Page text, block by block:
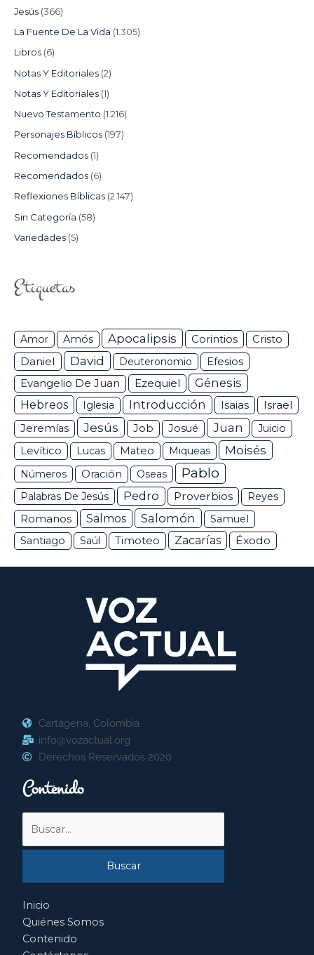
Jesús (366)
La Fuente De La Vida (1.305)
Libros (6)
Notas Y Editoriales (2)
Notas Y Editoriales (1)
Nuevo Testamento (1.216)
Personajes Bíblicos (197)
Recomendados (1)
Recomendados (6)
Reflexiones Bíblicas (2.147)
Sin Categoría (58)
Variedades (5)
Etiquetas
Amor Amós Apocalipsis Corintios Cristo
Daniel David Deuteronomio Efesios
Evangelio De Juan Ezequiel
Génesis
Hebreos
Iglesia Introducción Isaias Israel
Jeremías Jesús Job Josué Juan
Juicio
Levítico
Lucas Mateo Miqueas Moisés
Números Oración Oseas Pablo
Palabras De Jesús Pedro Proverbios Reyes
Romanos Salmos Salomón
Samuel
Santiago
Saúl Timoteo Zacarías Éxodo
Cartagena, Colombia
info@vozactual.org
Derechos Reservados 2020
Contenido
por:
Inicio
Quiénes Somos
Contenido